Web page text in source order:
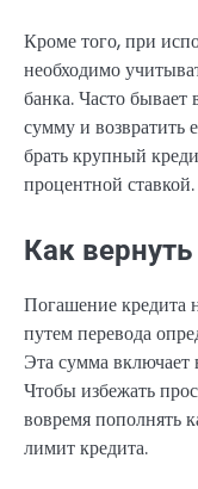
Кроме того, при
необходимо
банка. Часто
сумму и возвратить
брать крупный
процентной ставкой.
Как
Погашение кредита
путем перевода
Эта сумма включает
Чтобы избежать
вовремя пополнять
лимит кредита.